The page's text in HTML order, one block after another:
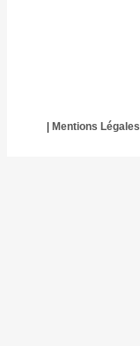
Mentions Légales